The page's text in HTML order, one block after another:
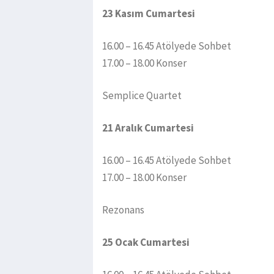
23 Kasım Cumartesi
16.00 – 16.45 Atölyede Sohbet
17.00 – 18.00 Konser
Semplice Quartet
21 Aralık Cumartesi
16.00 – 16.45 Atölyede Sohbet
17.00 – 18.00 Konser
Rezonans
25 Ocak Cumartesi